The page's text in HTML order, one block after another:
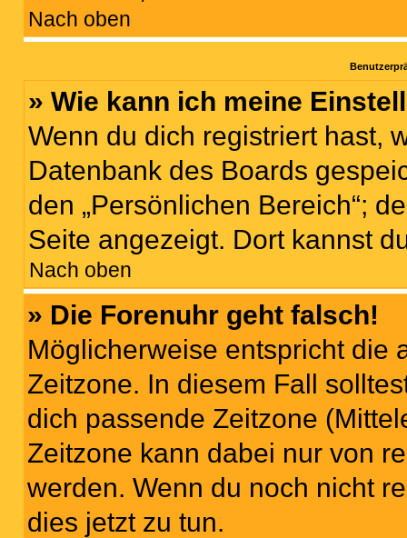
Nach oben
» Wie kann ich meine
Wenn du dich registriert hast,
Datenbank des Boards
den „Persönlichen Bereich“;
Seite angezeigt. Dort kannst
Nach oben
» Die Forenuhr geht falsch!
Möglicherweise entspricht die
Zeitzone. In diesem Fall
dich passende Zeitzone
Zeitzone kann dabei nur von
werden. Wenn du noch nicht
dies jetzt zu tun.